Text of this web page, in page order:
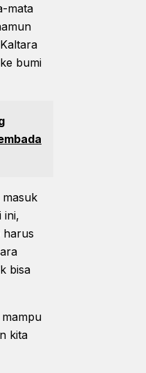
mata
bumi
ini,
harus
bisa
kita